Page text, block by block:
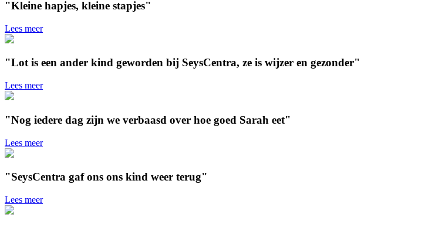
"Kleine hapjes, kleine stapjes"
Lees meer
"Lot is een ander kind geworden bij SeysCentra, ze is wijzer en gezonder"
Lees meer
"Nog iedere dag zijn we verbaasd over hoe goed Sarah eet"
Lees meer
"SeysCentra gaf ons ons kind weer terug"
Lees meer